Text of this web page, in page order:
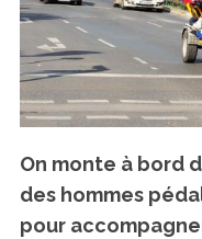
On monte à bord
des hommes
pour